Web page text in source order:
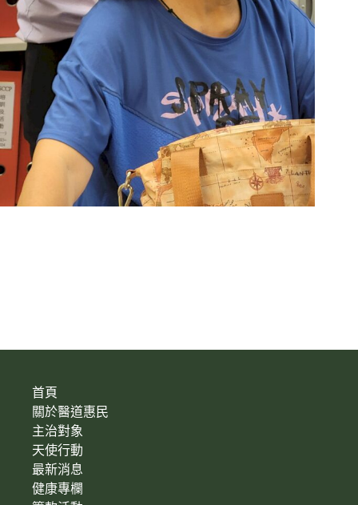
首頁
關於醫道惠民
主治對象
天使行動
最新消息
健康專欄